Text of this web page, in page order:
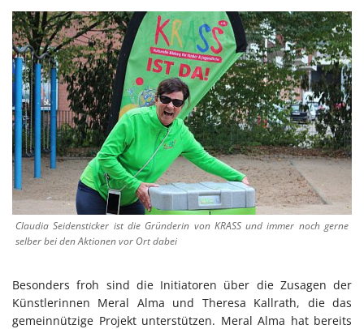
Claudia Seidensticker ist die Gründerin von KRASS und immer noch gerne
selber bei den Aktionen vor Ort dabei
Besonders froh sind die Initiatoren über die Zusagen der
Künstlerinnen Meral Alma und Theresa Kallrath, die das
gemeinnützige Projekt unterstützen. Meral Alma hat bereits